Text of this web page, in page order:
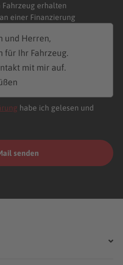
erhalten
einer Finanzierung
habe ich gelesen und